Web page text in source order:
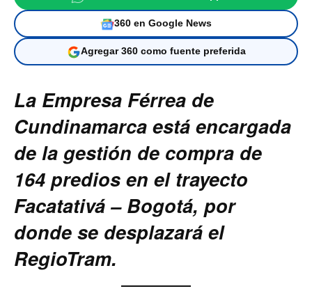
360 en Google News
Agregar 360 como fuente preferida
La Empresa Férrea de
Cundinamarca está encargada
de la gestión de compra de
164 predios en el trayecto
Facatativá – Bogotá, por
donde se desplazará el
RegioTram.